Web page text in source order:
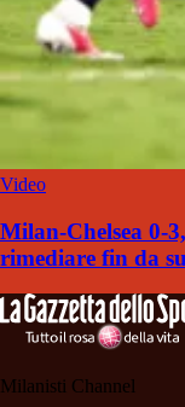
Video
Milan-Chelsea 0-
rimediare fin da
Milanisti Channel